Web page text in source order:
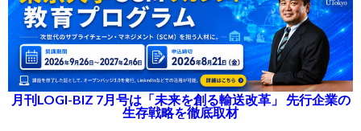
月刊LOGI-BIZ 7月号は「未来を創る輸送改革」 先行企業の
生存戦略を徹底取材